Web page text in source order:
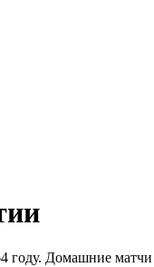
Домашние матчи